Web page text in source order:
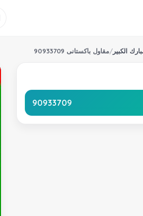
الكبير /مقاول باكستانى 90933709
90933709